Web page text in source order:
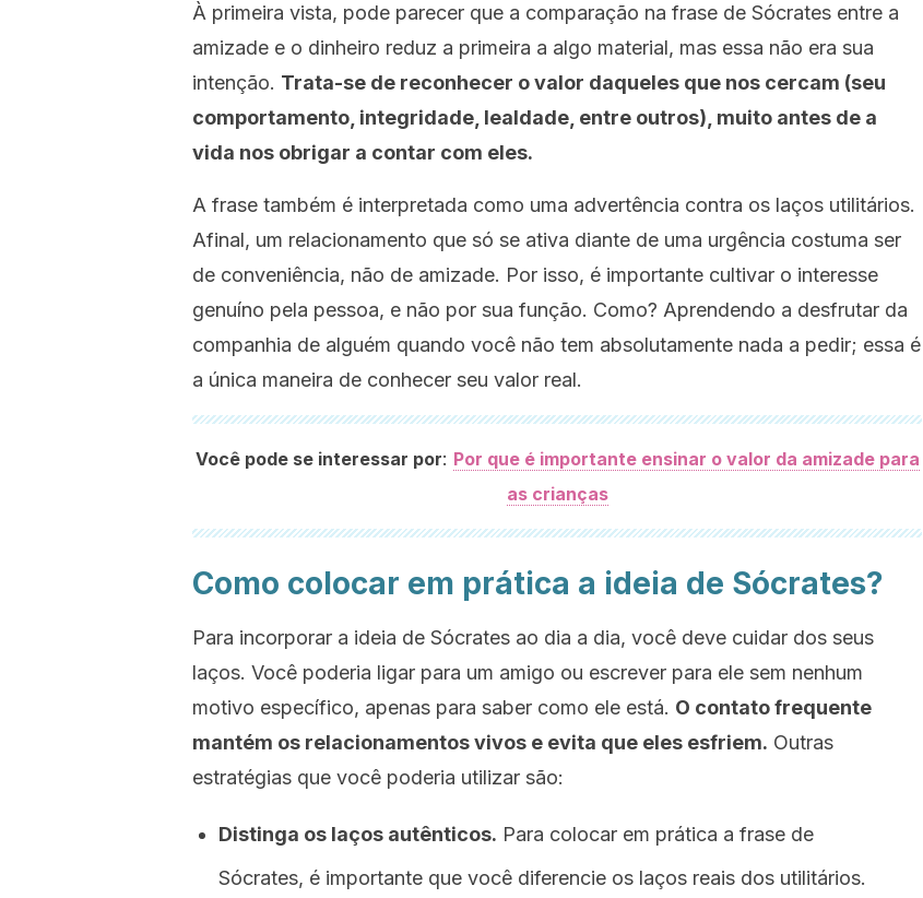
À primeira vista, pode parecer que a comparação na frase de Sócrates entre a
amizade e o dinheiro reduz a primeira a algo material, mas essa não era sua
intenção. Trata-se de reconhecer o valor daqueles que nos cercam (seu
comportamento, integridade, lealdade, entre outros), muito antes de a
vida nos obrigar a contar com eles.
A frase também é interpretada como uma advertência contra os laços utilitários.
Afinal, um relacionamento que só se ativa diante de uma urgência costuma ser
de conveniência, não de amizade. Por isso, é importante cultivar o interesse
genuíno pela pessoa, e não por sua função. Como? Aprendendo a desfrutar da
companhia de alguém quando você não tem absolutamente nada a pedir; essa é
a única maneira de conhecer seu valor real.
Você pode se interessar por: Por que é importante ensinar o valor da amizade para
as crianças
Como colocar em prática a ideia de Sócrates?
Para incorporar a ideia de Sócrates ao dia a dia, você deve cuidar dos seus
laços. Você poderia ligar para um amigo ou escrever para ele sem nenhum
motivo específico, apenas para saber como ele está. O contato frequente
mantém os relacionamentos vivos e evita que eles esfriem. Outras
estratégias que você poderia utilizar são:
Distinga os laços autênticos. Para colocar em prática a frase de
Sócrates, é importante que você diferencie os laços reais dos utilitários.